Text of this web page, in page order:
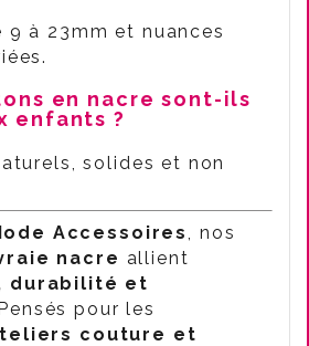
9 à 23mm et nuances
en nacre sont-ils
enfants ?
solides et non
Accessoires, nos
nacre allient
durabilité et
pour les
couture et